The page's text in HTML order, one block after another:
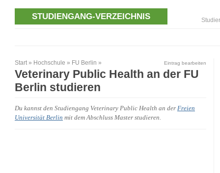
STUDIENGANG-VERZEICHNIS
Start » Hochschule » FU Berlin » Eintrag bearbeiten
Veterinary Public Health an der FU
Berlin studieren
Du kannst den Studiengang Veterinary Public Health an der Freien
Universität Berlin mit dem Abschluss Master studieren.